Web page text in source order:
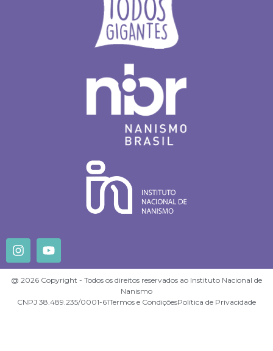
@ 2026 Copyright - Todos os direitos reservados ao Instituto Nacional de
Nanismo
CNPJ 38.489.235/0001-61Termos e CondiçõesPolítica de Privacidade